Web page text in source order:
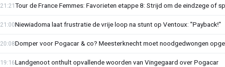
Tour de France Femmes: Favorieten etappe 8: Strijd om de eindzege of
21:21
Niewiadoma laat frustratie de vrije loop na stunt op Ventoux: "Payback!"
21:00
Domper voor Pogacar & co? Meesterknecht moet noodgedwongen
20:08
Landgenoot onthult opvallende woorden van Vingegaard over Pogacar
19:16